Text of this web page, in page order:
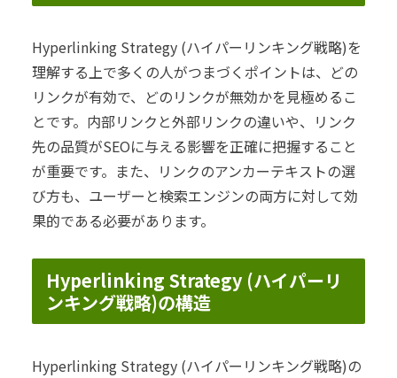
Hyperlinking Strategy (ハイパーリンキング戦略)を
理解する上で多くの人がつまづくポイントは、どの
リンクが有効で、どのリンクが無効かを見極めるこ
とです。内部リンクと外部リンクの違いや、リンク
先の品質がSEOに与える影響を正確に把握すること
が重要です。また、リンクのアンカーテキストの選
び方も、ユーザーと検索エンジンの両方に対して効
果的である必要があります。
Hyperlinking Strategy (ハイパーリ
ンキング戦略)の構造
Hyperlinking Strategy (ハイパーリンキング戦略)の